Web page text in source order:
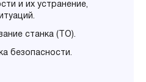
и их устранение,
станка (ТО).
безопасности.